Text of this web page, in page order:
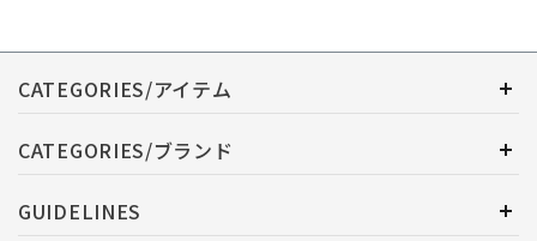
CATEGORIES/アイテム
CATEGORIES/ブランド
GUIDELINES